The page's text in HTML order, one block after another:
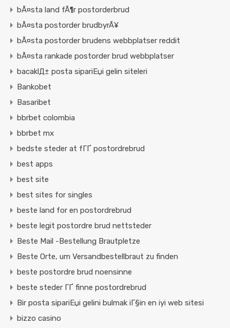
bÃ¤sta land fÃ¶r postorderbrud
bÃ¤sta postorder brudbyrÃ¥
bÃ¤sta postorder brudens webbplatser reddit
bÃ¤sta rankade postorder brud webbplatser
bacaklД± posta sipariЕџi gelin siteleri
Bankobet
Basaribet
bbrbet colombia
bbrbet mx
bedste steder at fГҐ postordrebrud
best apps
best site
best sites for singles
beste land for en postordrebrud
beste legit postordre brud nettsteder
Beste Mail -Bestellung Brautpletze
Beste Orte, um Versandbestellbraut zu finden
beste postordre brud noensinne
beste steder ГҐ finne postordrebrud
Bir posta sipariЕџi gelini bulmak iГ§in en iyi web sitesi
bizzo casino